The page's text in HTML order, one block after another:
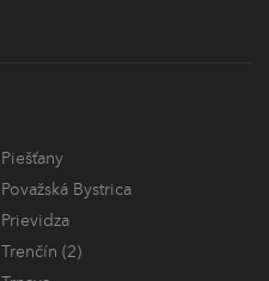
Piešťany
Považská Bystrica
Prievidza
Trenčín (2)